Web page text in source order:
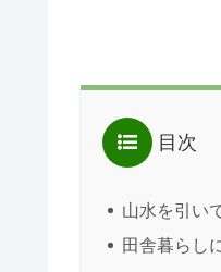
目次
山水を引い
田舎暮らし